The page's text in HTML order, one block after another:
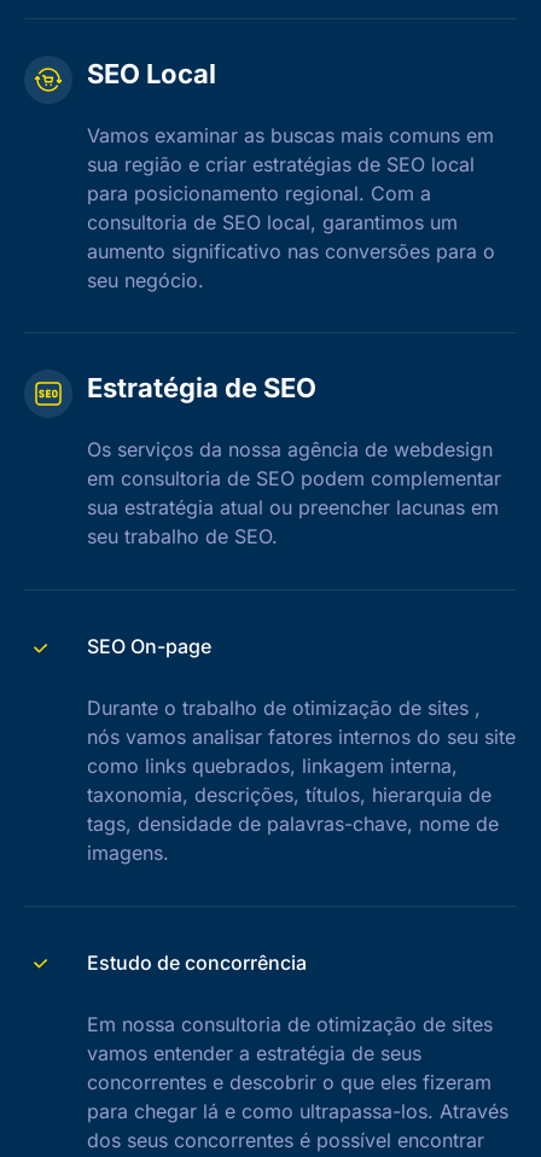
SEO Local
Vamos examinar as buscas mais comuns em
sua região e criar estratégias de SEO local
para posicionamento regional. Com a
consultoria de SEO local, garantimos um
aumento significativo nas conversões para o
seu negócio.
Estratégia de SEO
Os serviços da nossa agência de webdesign
em consultoria de SEO podem complementar
sua estratégia atual ou preencher lacunas em
seu trabalho de SEO.
SEO On-page
Durante o trabalho de otimização de sites ,
nós vamos analisar fatores internos do seu site
como links quebrados, linkagem interna,
taxonomia, descrições, títulos, hierarquia de
tags, densidade de palavras-chave, nome de
imagens.
Estudo de concorrência
Em nossa consultoria de otimização de sites
vamos entender a estratégia de seus
concorrentes e descobrir o que eles fizeram
para chegar lá e como ultrapassa-los. Através
dos seus concorrentes é possível encontrar